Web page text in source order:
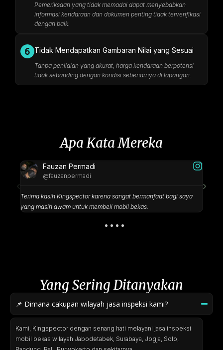
Pemeriksaan yang tidak memadai dapat menyebabkan
informasi kendaraan dan dokumen penting tidak terverifikasi
dengan baik.
Tidak Mendapatkan Gambaran Nilai yang Sesuai
Tanpa penilaian yang akurat, harga kendaraan berpotensi
tidak sebanding dengan kondisi sebenarnya di lapangan.
Apa Kata Mereka
Fauzan Permadi
@fauzanpermadi
Terima kasih Kingspector karena sangat bermanfaat bagi saya
yang masih awam untuk membeli mobil bekas.
Yang Sering Ditanyakan
📌 Dimana cakupan wilayah jasa inspeksi kami?
Kami, Kingspector dengan senang hati melayani jasa inspeksi
mobil bekas wilayah Jabodetabek, Surabaya, Jogja, Solo,